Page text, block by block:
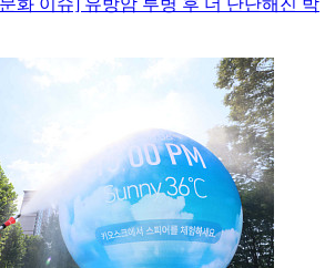
문화 이슈] 유방암 투병 후 더 단단해진 박